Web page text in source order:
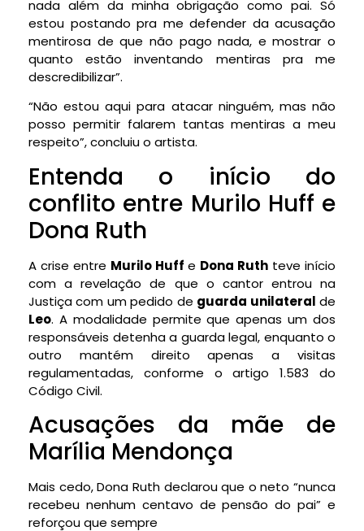
nada além da minha obrigação como pai. Só
estou postando pra me defender da acusação
mentirosa de que não pago nada, e mostrar o
quanto estão inventando mentiras pra me
descredibilizar”.
“Não estou aqui para atacar ninguém, mas não
posso permitir falarem tantas mentiras a meu
respeito”, concluiu o artista.
Entenda o início do
conflito entre Murilo Huff e
Dona Ruth
A crise entre Murilo Huff e Dona Ruth teve início
com a revelação de que o cantor entrou na
Justiça com um pedido de guarda unilateral de
Leo. A modalidade permite que apenas um dos
responsáveis detenha a guarda legal, enquanto o
outro mantém direito apenas a visitas
regulamentadas, conforme o artigo 1.583 do
Código Civil.
Acusações da mãe de
Marília Mendonça
Mais cedo, Dona Ruth declarou que o neto “nunca
recebeu nenhum centavo de pensão do pai” e
reforçou que sempre